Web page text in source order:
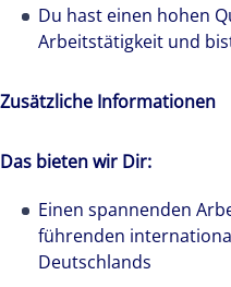
Du hast einen hohen
Arbeitstätigkeit und
Zusätzliche Informationen
Das bieten wir Dir:
Einen spannenden
führenden
Deutschlands